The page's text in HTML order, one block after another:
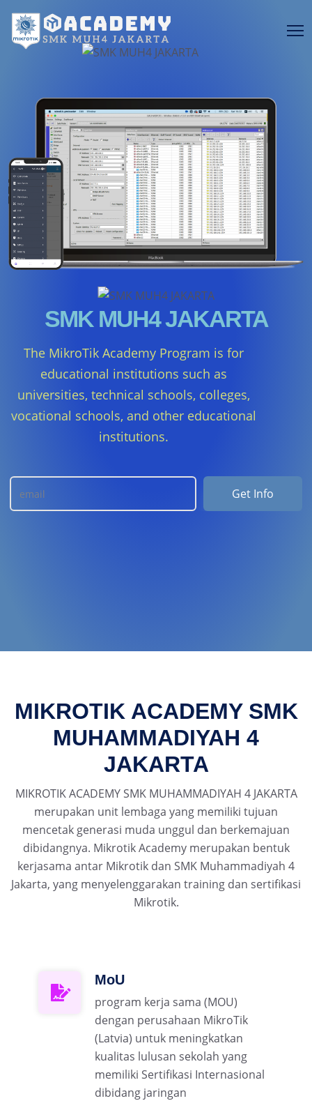
SMK MUH4 JAKARTA
The MikroTik Academy Program is for
educational institutions such as
universities, technical schools, colleges,
vocational schools, and other educational
institutions.
Get Info
MIKROTIK ACADEMY SMK
MUHAMMADIYAH 4
JAKARTA
MIKROTIK ACADEMY SMK MUHAMMADIYAH 4 JAKARTA
merupakan unit lembaga yang memiliki tujuan
mencetak generasi muda unggul dan berkemajuan
dibidangnya. Mikrotik Academy merupakan bentuk
kerjasama antar Mikrotik dan SMK Muhammadiyah 4
Jakarta, yang menyelenggarakan training dan sertifikasi
Mikrotik.
MoU
program kerja sama (MOU)
dengan perusahaan MikroTik
(Latvia) untuk meningkatkan
kualitas lulusan sekolah yang
memiliki Sertifikasi Internasional
dibidang jaringan